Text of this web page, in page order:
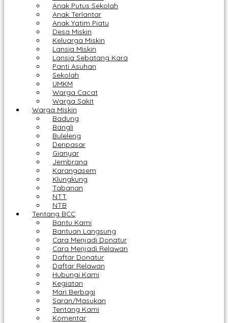
Anak Putus Sekolah
Anak Terlantar
Anak Yatim Piatu
Desa Miskin
Keluarga Miskin
Lansia Miskin
Lansia Sebatang Kara
Panti Asuhan
Sekolah
UMKM
Warga Cacat
Warga Sakit
Warga Miskin
Badung
Bangli
Buleleng
Denpasar
Gianyar
Jembrana
Karangasem
Klungkung
Tabanan
NTT
NTB
Tentang BCC
Bantu Kami
Bantuan Langsung
Cara Menjadi Donatur
Cara Menjadi Relawan
Daftar Donatur
Daftar Relawan
Hubungi Kami
Kegiatan
Mari Berbagi
Saran/Masukan
Tentang Kami
Komentar